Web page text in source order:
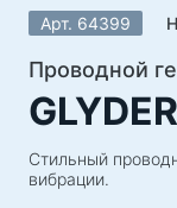
Виниловые
Портативные
Игровая серия
Игровые рули
Игровые кресла
Арт. 64399
Проводной
Стильный
вибрации.